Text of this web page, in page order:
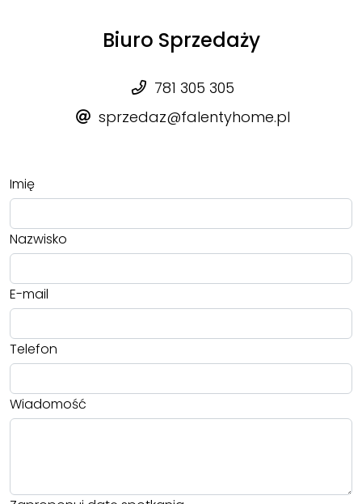
Biuro Sprzedaży
781 305 305
sprzedaz@falentyhome.pl
Imię
Nazwisko
E-mail
Telefon
Wiadomość